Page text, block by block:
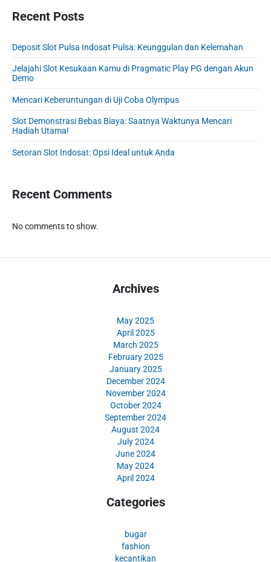
o
s
:
r
i
d
e
a
r
Recent Posts
Deposit Slot Pulsa Indosat Pulsa: Keunggulan dan Kelemahan
Jelajahi Slot Kesukaan Kamu di Pragmatic Play PG dengan Akun
Demo
Mencari Keberuntungan di Uji Coba Olympus
Slot Demonstrasi Bebas Biaya: Saatnya Waktunya Mencari
Hadiah Utama!
Setoran Slot Indosat: Opsi Ideal untuk Anda
Recent Comments
No comments to show.
Archives
May 2025
April 2025
March 2025
February 2025
January 2025
December 2024
November 2024
October 2024
September 2024
August 2024
July 2024
June 2024
May 2024
April 2024
Categories
bugar
fashion
kecantikan